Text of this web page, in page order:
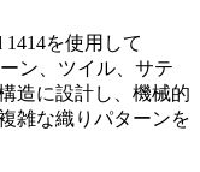
1414を使用して
ン、ツイル、サテ
造に設計し、機械的
雑な織りパターンを